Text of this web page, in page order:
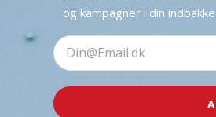
og kampagner i din